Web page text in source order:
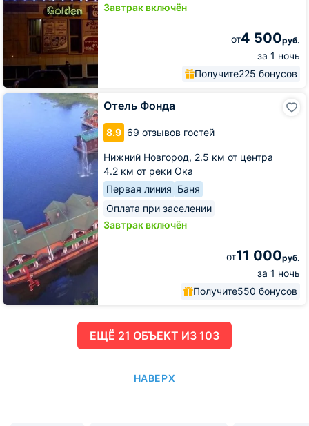
Завтрак включён
от4 500руб.
за 1 ночь
Получите225 бонусов
Отель Фонда
8.9 69 отзывов гостей
Нижний Новгород, 2.5 км от центра
4.2 км от реки Ока
Первая линия Баня
Оплата при заселении
Завтрак включён
от11 000руб.
за 1 ночь
Получите550 бонусов
Отель
ЕЩË 21 ОБЪЕКТ ИЗ 103
НАВЕРХ